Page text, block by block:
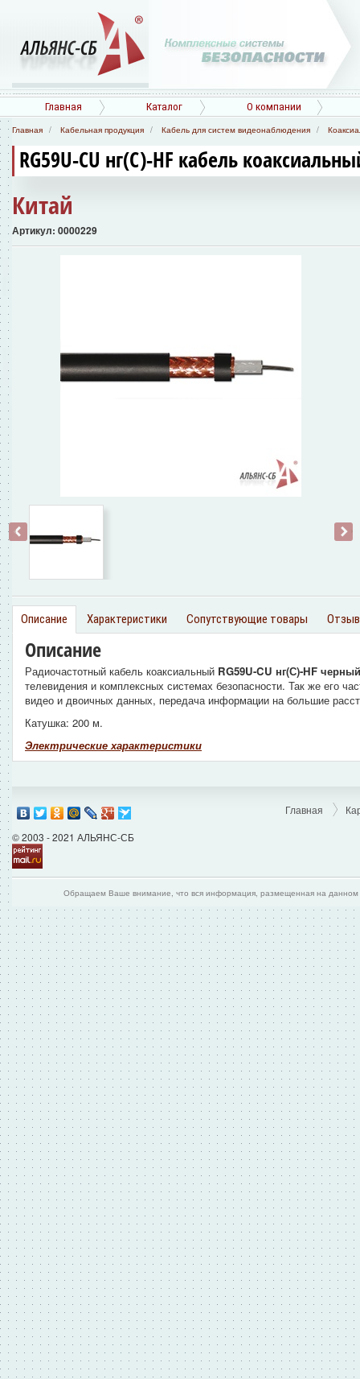
Главная Каталог О компании
Главная Кабельная продукция Кабель для систем видеонаблюдения
RG59U-CU нг(С)-HF кабель
Китай
Артикул: 0000229
‹ ›
Описание Характеристики Сопутствующие товары
Описание
Радиочастотный кабель коаксиальный RG59U-CU нг(С)-HF черный
телевидения и комплексных системах безопасности. Так же его
видео и двоичных данных, передача информации на большие
Катушка: 200 м.
Электрические характеристики
© 2003 - 2021 АЛЬЯНС-СБ
Главная
Обращаем Ваше внимание, что вся информация, размещенная на данном